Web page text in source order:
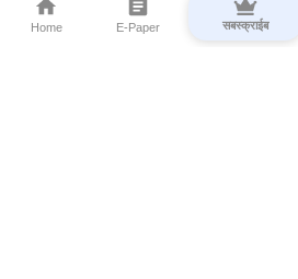
Home E-Paper सबस्क्राईब